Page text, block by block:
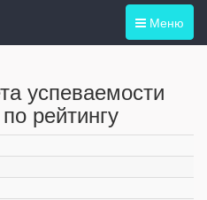
Меню
успеваемости
рейтингу